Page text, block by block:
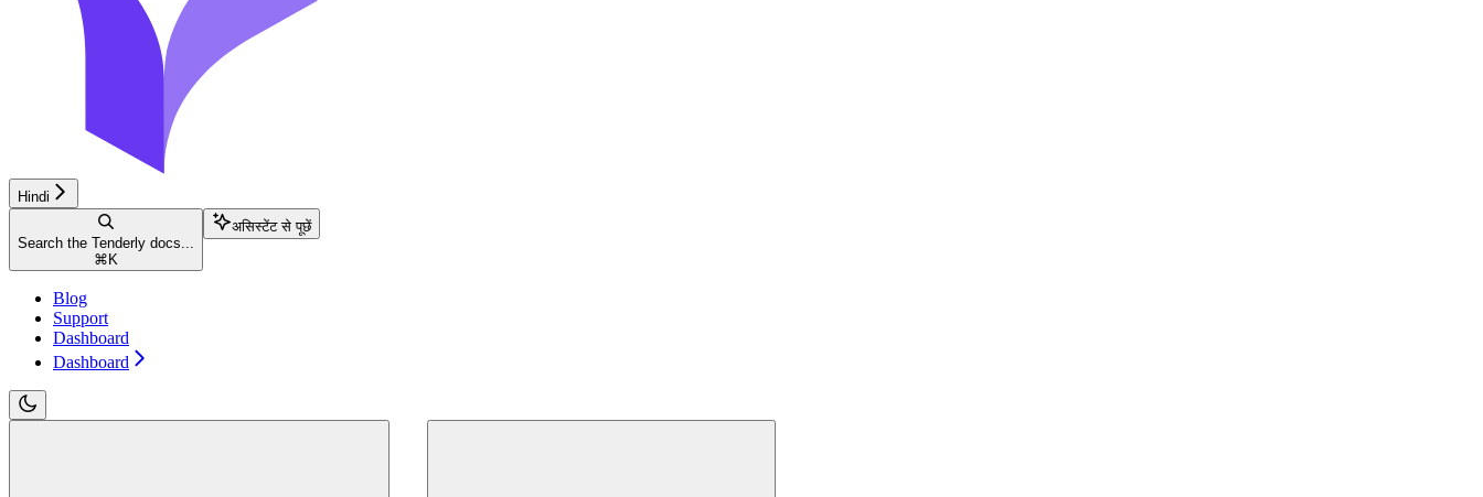
Hindi
Search the Tenderly docs...
⌘ K
असिस्टेंट से पूछें
Blog
Support
Dashboard
Dashboard